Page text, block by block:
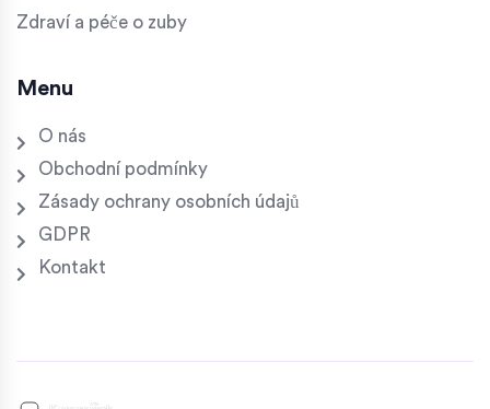
Zdraví a péče o zuby
Menu
O nás
Obchodní podmínky
Zásady ochrany osobních údajů
GDPR
Kontakt